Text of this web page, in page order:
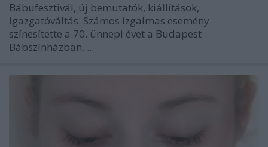
Bábufesztivál, új bemutatók, kiállítások,
igazgatóváltás. Számos izgalmas esemény
színesítette a 70. ünnepi évet a Budapest
Bábszínházban, ...